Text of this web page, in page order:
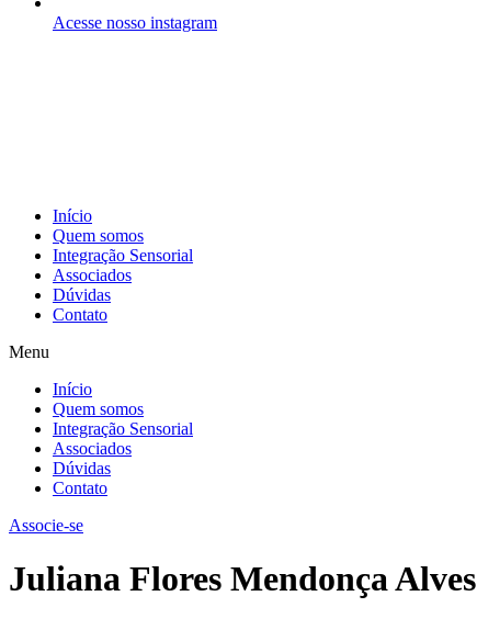
Acesse nosso instagram
Início
Quem somos
Integração Sensorial
Associados
Dúvidas
Contato
Menu
Início
Quem somos
Integração Sensorial
Associados
Dúvidas
Contato
Associe-se
Juliana Flores Mendonça Alves